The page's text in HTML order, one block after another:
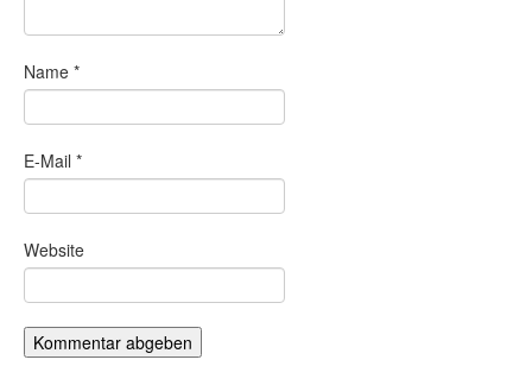
Name *
E-Mail *
Website